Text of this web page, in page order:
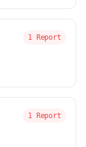
1 Report
1 Report